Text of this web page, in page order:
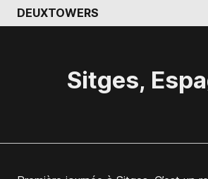
DEUXTOWERS
Sitges,